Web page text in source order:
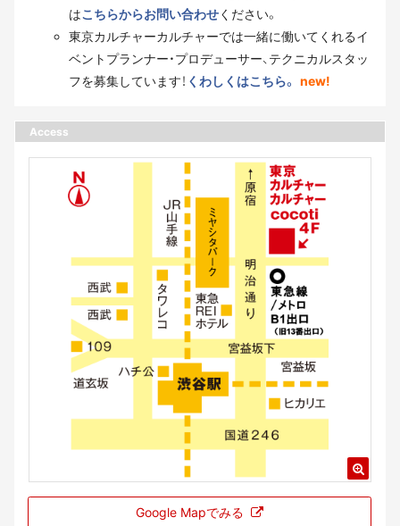
はこちらからお問い合わせください。
東京カルチャーカルチャーでは一緒に働いてくれるイ
ベントプランナー・プロデューサー、テクニカルスタッ
フを募集しています！ くわしくはこちら。 new!
Access
Google Mapでみる